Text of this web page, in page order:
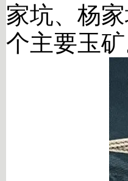
家坑、杨
个主要玉矿